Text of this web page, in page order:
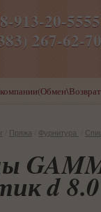
8-913-20-
267-
8-17,СБ-ВС 9-
Пряжа Фурнитура
d